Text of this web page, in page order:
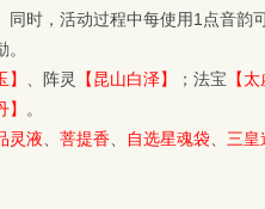
同时，活动过程中每使用1点音
】 、阵灵 【昆山白泽】 ；法宝 【
。
灵液 菩提香 自选星魂袋 三皇